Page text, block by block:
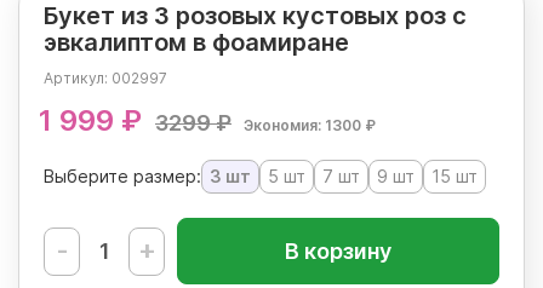
Букет из 3 розовых кустовых роз с
эвкалиптом в фоамиране
Артикул: 002997
1 999 ₽ 3299 ₽ Экономия: 1300 ₽
Выберите размер: 3 шт 5 шт 7 шт 9 шт 15 шт
- + В корзину